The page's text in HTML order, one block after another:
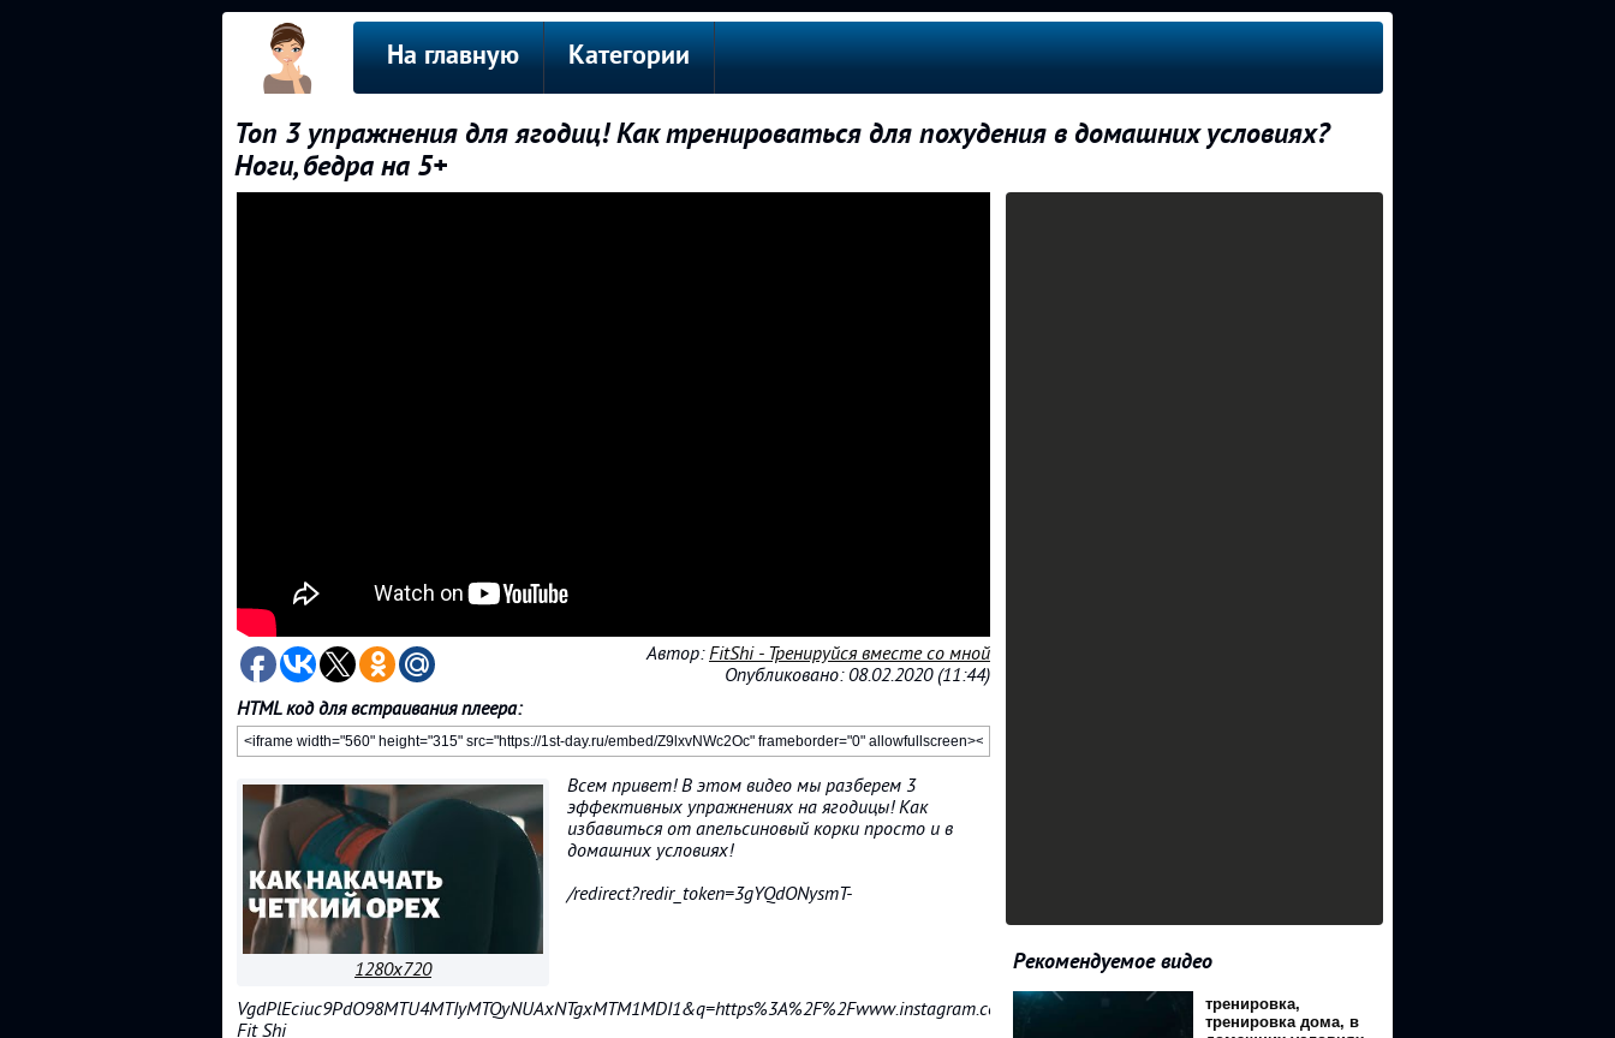
На главную Категории
Топ 3 упражнения для ягодиц! Как тренироваться для похудения в домашних условиях?
Ноги, бедра на 5+
Автор:FitShi - Тренируйся вместе со мной
Опубликовано: 08.02.2020 (11:44)
HTML код для встраивания плеера:
1280x720
Всем привет! В этом видео мы разберем 3
эффективных упражнениях на ягодицы! Как
избавиться от апельсиновый корки просто и в
домашних условиях!
/redirect?redir_token=3gYQdONysmT-
VgdPlEciuc9PdO98MTU4MTIyMTQyNUAxNTgxMTM1MDI1&q=https%3A%2F%2Fwww.instagram.com%2Ffit_shi&event=video_description&v=Z9lxvNWc2Oc
Fit Shi
Рекомендуемое видео
тренировка,
тренировка дома, в